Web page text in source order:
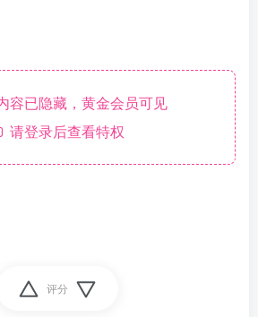
容已隐藏，黄金会员可见
请登录后查看特权
评分